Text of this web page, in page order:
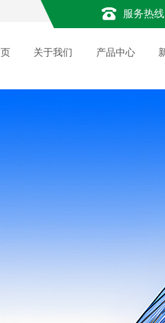
服务热线
关于我们 产品中心